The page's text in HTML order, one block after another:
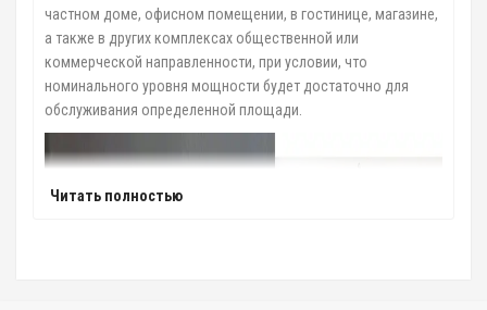
частном доме, офисном помещении, в гостинице, магазине,
а также в других комплексах общественной или
коммерческой направленности, при условии, что
номинального уровня мощности будет достаточно для
обслуживания определенной площади.
Читать полностью